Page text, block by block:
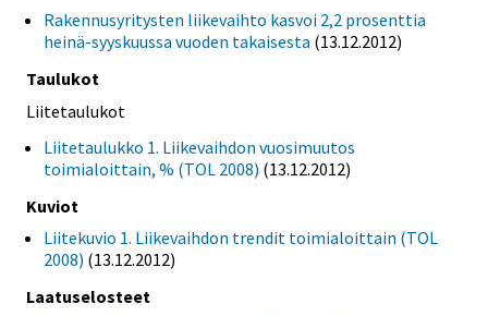
Rakennusyritysten liikevaihto kasvoi 2,2 prosenttia
heinä-syyskuussa vuoden takaisesta (13.12.2012)
Taulukot
Liitetaulukot
Liitetaulukko 1. Liikevaihdon vuosimuutos
toimialoittain, % (TOL 2008) (13.12.2012)
Kuviot
Liitekuvio 1. Liikevaihdon trendit toimialoittain (TOL
2008) (13.12.2012)
Laatuselosteet